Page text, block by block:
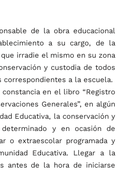
de la obra educacional
a su cargo, de la
irradie el mismo en su zona
y custodia de todos
a la escuela.
constancia en el libro “Registro
Generales”, en algún
Educativa, la conservación y
y en ocasión de
o extraescolar programada y
Educativa. Llegar a la
antes de la hora de iniciarse